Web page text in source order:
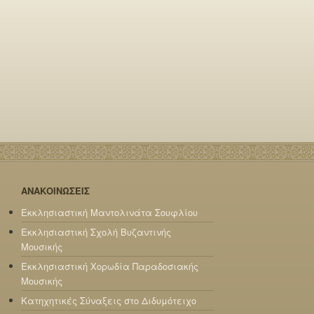
ΑΝΑΚΟΙΝΩΣΕΙΣ
Εκκλησιαστική Μαντολινάτα Σουφλίου
Εκκλησιαστική Σχολή Βυζαντινής
Μουσικής
Εκκλησιαστική Χορωδία Παραδοσιακής
Μουσικής
Κατηχητικές Σύναξεις στο Διδυμότειχο